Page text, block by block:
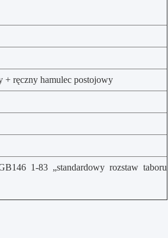
+ ręczny hamulec postojowy
1-83 „standardowy rozstaw taboru